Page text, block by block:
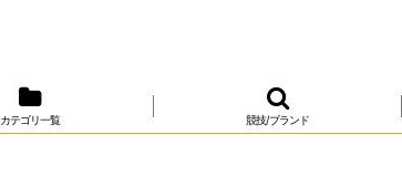
カテゴリ一覧 競技/ブランド